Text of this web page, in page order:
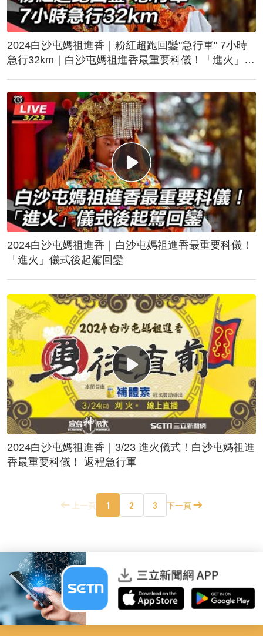
2024白沙屯媽祖進香｜粉紅超跑回鑾"急行軍" 7小時
急行32km｜白沙屯媽祖進香最重要科儀！「進火」儀
2024白沙屯媽祖進香｜白沙屯媽祖進香最重要科儀！
「進火」儀式後起駕回鑾
2024白沙屯媽祖進香｜3/23 進火儀式！白沙屯媽祖進
香最重要科儀！ 返程急行軍
上一頁 1 2 3 下一頁